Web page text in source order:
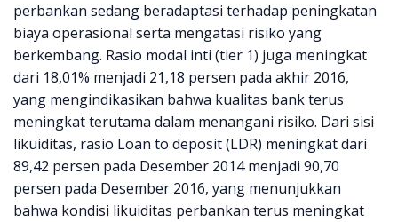
perbankan sedang beradaptasi terhadap peningkatan
biaya operasional serta mengatasi risiko yang
berkembang. Rasio modal inti (tier 1) juga meningkat
dari 18,01% menjadi 21,18 persen pada akhir 2016,
yang mengindikasikan bahwa kualitas bank terus
meningkat terutama dalam menangani risiko. Dari sisi
likuiditas, rasio Loan to deposit (LDR) meningkat dari
89,42 persen pada Desember 2014 menjadi 90,70
persen pada Desember 2016, yang menunjukkan
bahwa kondisi likuiditas perbankan terus meningkat